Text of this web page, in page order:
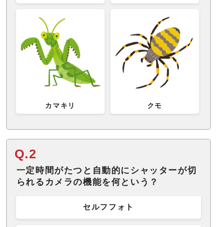
カマキリ クモ
Q.2
一定時間がたつと自動的にシャッターが切
られるカメラの機能を何という？
セルフフォト